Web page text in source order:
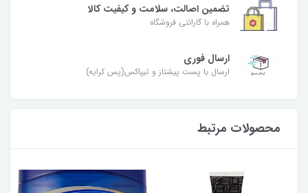
تضمین اصالت، سلامت و کیفیت کالا
همراه با گارانتی فروشگاه
ارسال فوری
ارسال با پست پیشتاز و تیپاکس(پس کرایه)
محصولات مرتبط